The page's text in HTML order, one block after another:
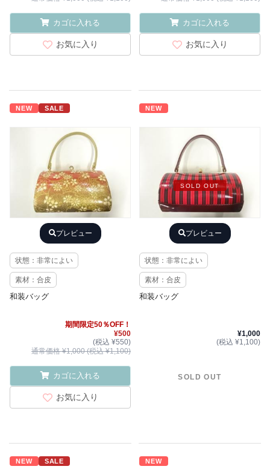
カゴに入れる
お気に入り
カゴに入れる
お気に入り
NEW SALE
プレビュー
状態：非常によい
素材：合皮
和装バッグ
期間限定50％OFF！
¥500
(税込 ¥550)
通常価格 ¥1,000 (税込 ¥1,100)
カゴに入れる
お気に入り
NEW
SOLD OUT
プレビュー
状態：非常によい
素材：合皮
和装バッグ
¥1,000
(税込 ¥1,100)
SOLD OUT
NEW SALE NEW